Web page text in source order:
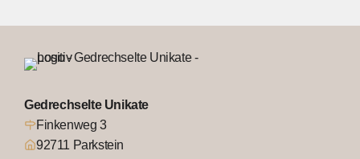
Gedrechselte Unikate
Finkenweg 3
92711 Parkstein